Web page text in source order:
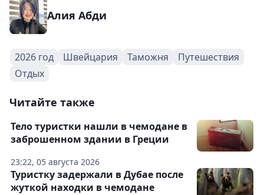
Алия Абди
2026 год Швейцария Таможня
Путешествия
Отдых
Читайте также
23:22, 05 августа 2026
Тело туристки нашли в чемодане в
заброшенном здании в Греции
Туристку задержали в Дубае после
жуткой находки в чемодане